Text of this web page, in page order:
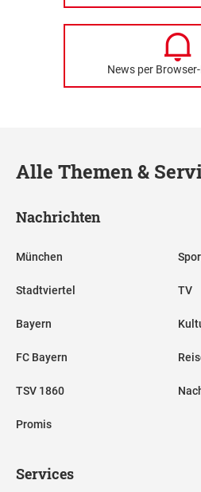
News per
Alle Themen &
Nachrichten
München
Stadtviertel
Bayern
FC Bayern
TSV 1860
Promis
TV
Services